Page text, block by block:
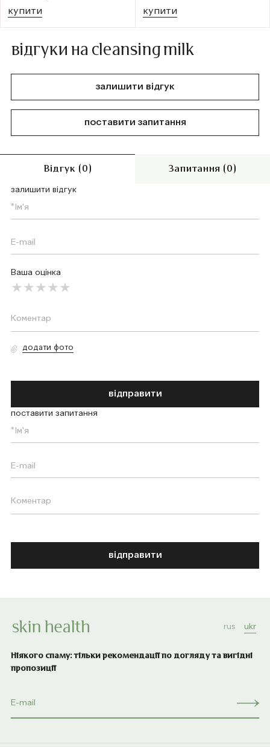
купити
купити
відгуки на cleansing milk
залишити відгук
поставити запитання
Відгук (0) Запитання (0)
залишити відгук
Ваша оцінка
додати фото
відправити
поставити запитання
відправити
rus ukr
Ніякого спаму: тільки рекомендації по догляду та вигідні
пропозиції